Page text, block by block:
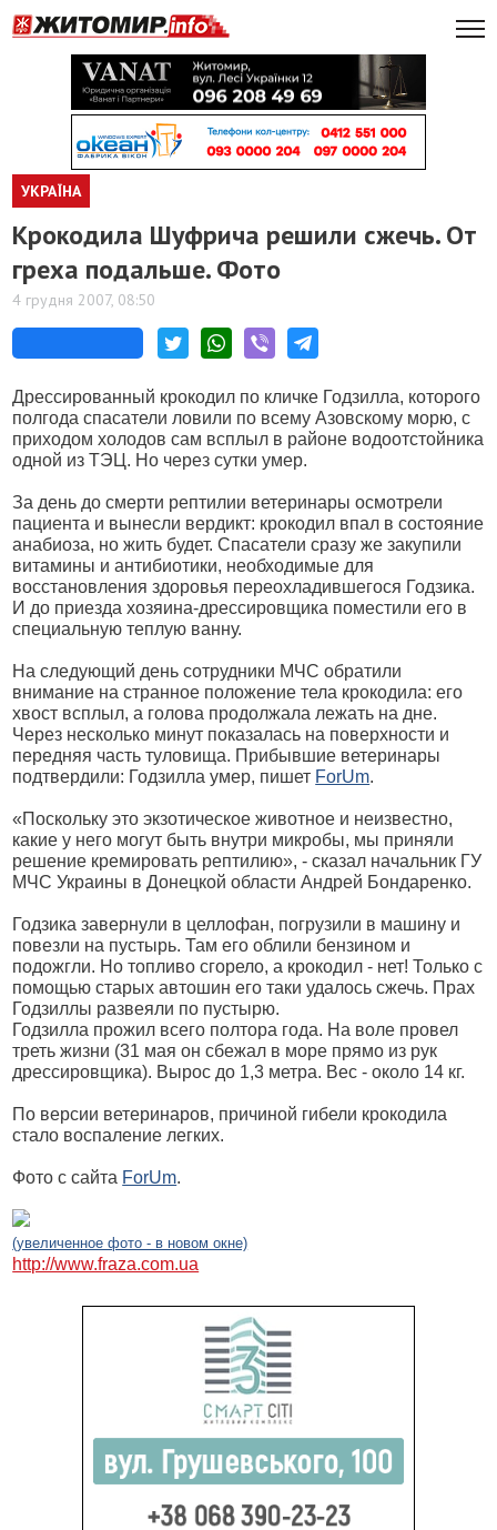
УКРАЇНА
Крокодила Шуфрича решили сжечь. От
греха подальше. Фото
4 грудня 2007, 08:50
Дрессированный крокодил по кличке Годзилла, которого
полгода спасатели ловили по всему Азовскому морю, с
приходом холодов сам всплыл в районе водоотстойника
одной из ТЭЦ. Но через сутки умер.
За день до смерти рептилии ветеринары осмотрели
пациента и вынесли вердикт: крокодил впал в состояние
анабиоза, но жить будет. Спасатели сразу же закупили
витамины и антибиотики, необходимые для
восстановления здоровья переохладившегося Годзика.
И до приезда хозяина-дрессировщика поместили его в
специальную теплую ванну.
На следующий день сотрудники МЧС обратили
внимание на странное положение тела крокодила: его
хвост всплыл, а голова продолжала лежать на дне.
Через несколько минут показалась на поверхности и
передняя часть туловища. Прибывшие ветеринары
подтвердили: Годзилла умер, пишет ForUm.
«Поскольку это экзотическое животное и неизвестно,
какие у него могут быть внутри микробы, мы приняли
решение кремировать рептилию», - сказал начальник ГУ
МЧС Украины в Донецкой области Андрей Бондаренко.
Годзика завернули в целлофан, погрузили в машину и
повезли на пустырь. Там его облили бензином и
подожгли. Но топливо сгорело, а крокодил - нет! Только с
помощью старых автошин его таки удалось сжечь. Прах
Годзиллы развеяли по пустырю.
Годзилла прожил всего полтора года. На воле провел
треть жизни (31 мая он сбежал в море прямо из рук
дрессировщика). Вырос до 1,3 метра. Вес - около 14 кг.
По версии ветеринаров, причиной гибели крокодила
стало воспаление легких.
Фото с сайта ForUm.
(увеличенное фото - в новом окне)
http://www.fraza.com.ua